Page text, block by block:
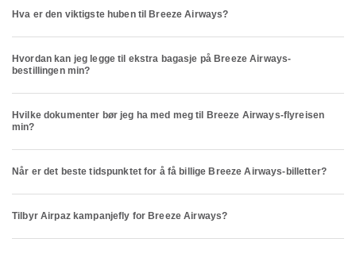
Hva er den viktigste huben til Breeze Airways?
Hvordan kan jeg legge til ekstra bagasje på Breeze Airways-
bestillingen min?
Hvilke dokumenter bør jeg ha med meg til Breeze Airways-flyreisen
min?
Når er det beste tidspunktet for å få billige Breeze Airways-billetter?
Tilbyr Airpaz kampanjefly for Breeze Airways?